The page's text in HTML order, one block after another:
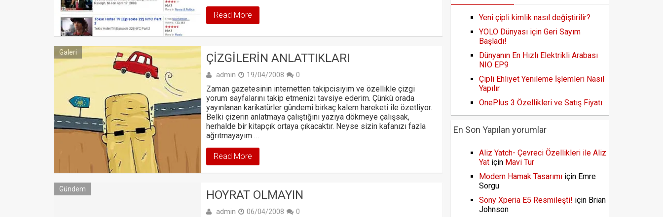
Read More
Galeri ÇIZGILERIN ANLATTIKLARI
admin 19/04/2008 0
Zaman gazetesinin internetten takipcisiyim ve özellikle çizgi
yorum sayfalarını takip etmenizi tavsiye ederim. Çünkü orada
yayınlanan karikatürler gündemi birkaç kalem hareketi ile özetliyor.
Belki çizerin anlatmaya çalıştığını yazıya dökmeye çalışsak,
herhalde bir kitapçık ortaya çıkacaktır. Neyse sizin kafanızı fazla
ağrıtmayayım …
Read More
Gündem HOYRAT OLMAYIN
admin 06/04/2008 0
Yeni çipli kimlik nasıl değiştirilir?
YOLO Dünyası için Geri Sayım
Başladı!
Dünyanın En Hızlı Elektrikli Arabası
NIO EP9
Çipli Ehliyet Yenileme İşlemleri Nasıl
Yapılır
OnePlus 3 Özellikleri ve Satış Fiyatı
En Son Yapılan yorumlar
Aliz Yatch- Çevreci Özellikleri ile Aliz
Yat için Mavi Tur
Modern Hamak Tasarımı için Emre
Sorgu
Sony Xperia E5 Resmileşti! için Brian
Johnson